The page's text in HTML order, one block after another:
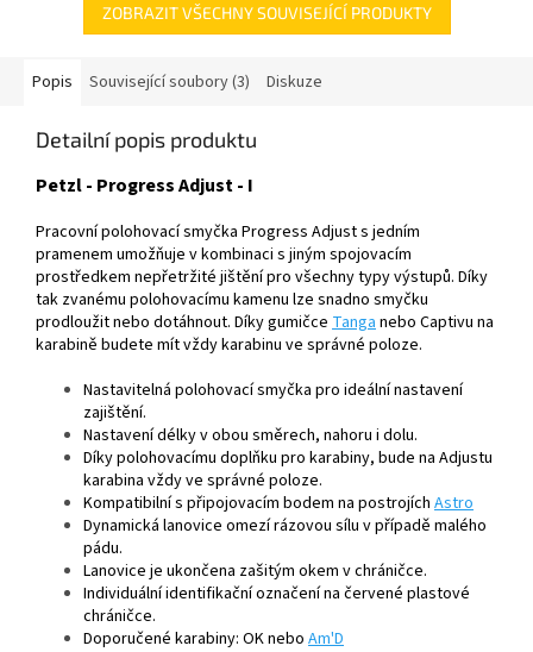
ZOBRAZIT VŠECHNY SOUVISEJÍCÍ PRODUKTY
Popis Související soubory (3) Diskuze
Detailní popis produktu
Petzl - Progress Adjust - I
Pracovní polohovací smyčka Progress Adjust s jedním
pramenem umožňuje v kombinaci s jiným spojovacím
prostředkem nepřetržité jištění pro všechny typy výstupů. Díky
tak zvanému polohovacímu kamenu lze snadno smyčku
prodloužit nebo dotáhnout. Díky gumičce Tanga nebo Captivu na
karabině budete mít vždy karabinu ve správné poloze.
Nastavitelná polohovací smyčka pro ideální nastavení
zajištění.
Nastavení délky v obou směrech, nahoru i dolu.
Díky polohovacímu doplňku pro karabiny, bude na Adjustu
karabina vždy ve správné poloze.
Kompatibilní s připojovacím bodem na postrojích Astro
Dynamická lanovice omezí rázovou sílu v případě malého
pádu.
Lanovice je ukončena zašitým okem v chráničce.
Individuální identifikační označení na červené plastové
chráničce.
Doporučené karabiny: OK nebo Am'D